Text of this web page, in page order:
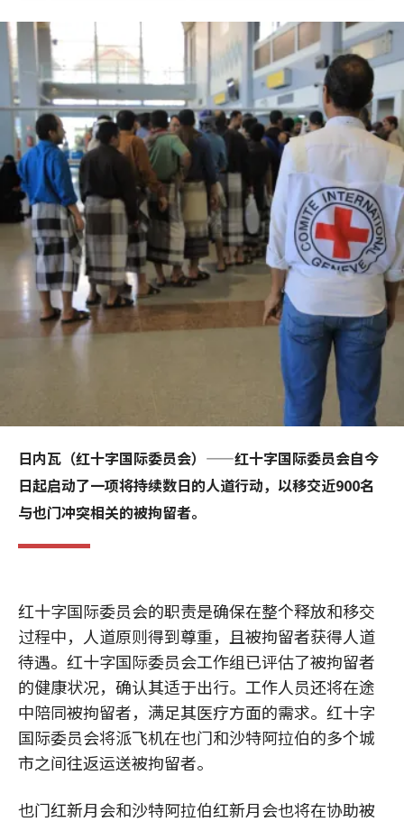
日内瓦（红十字国际委员会）——红十字国际委员会自今
日起启动了一项将持续数日的人道行动，以移交近900名
与也门冲突相关的被拘留者。
红十字国际委员会的职责是确保在整个释放和移交
过程中，人道原则得到尊重，且被拘留者获得人道
待遇。红十字国际委员会工作组已评估了被拘留者
的健康状况，确认其适于出行。工作人员还将在途
中陪同被拘留者，满足其医疗方面的需求。红十字
国际委员会将派飞机在也门和沙特阿拉伯的多个城
市之间往返运送被拘留者。
也门红新月会和沙特阿拉伯红新月会也将在协助被